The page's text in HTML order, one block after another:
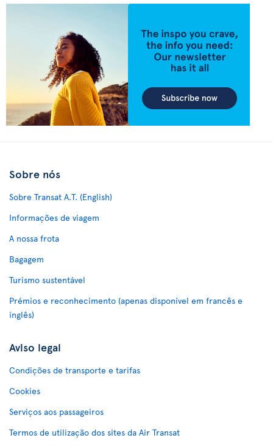
Sobre nós
Sobre Transat A.T. (English)
Informações de viagem
A nossa frota
Bagagem
Turismo sustentável
Prémios e reconhecimento (apenas disponível em francês e
inglês)
Aviso legal
Condições de transporte e tarifas
Cookies
Serviços aos passageiros
Termos de utilização dos sites da Air Transat